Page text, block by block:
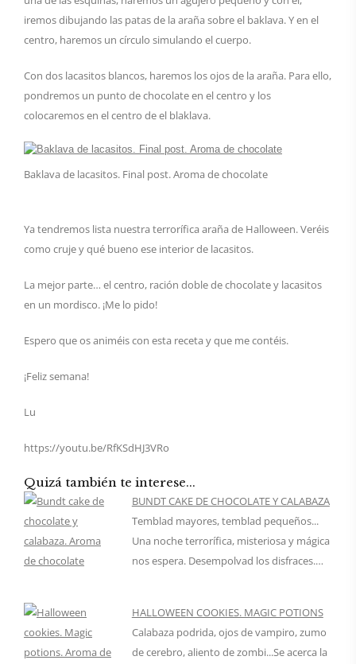
iremos dibujando las patas de la araña sobre el baklava. Y en el
centro, haremos un círculo simulando el cuerpo.
Con dos lacasitos blancos, haremos los ojos de la araña. Para ello,
pondremos un punto de chocolate en el centro y los
colocaremos en el centro de el blaklava.
Baklava de lacasitos. Final post. Aroma de chocolate
Ya tendremos lista nuestra terrorífica araña de Halloween. Veréis
como cruje y qué bueno ese interior de lacasitos.
La mejor parte… el centro, ración doble de chocolate y lacasitos
en un mordisco. ¡Me lo pido!
Espero que os animéis con esta receta y que me contéis.
¡Feliz semana!
Lu
https://youtu.be/RfKSdHJ3VRo
Quizá también te interese...
BUNDT CAKE DE CHOCOLATE Y CALABAZA
Temblad mayores, temblad pequeños...
Una noche terrorífica, misteriosa y mágica
nos espera. Desempolvad los disfraces.…
HALLOWEEN COOKIES. MAGIC POTIONS
Calabaza podrida, ojos de vampiro, zumo
de cerebro, aliento de zombi...Se acerca la